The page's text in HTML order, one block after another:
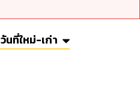
วันที่ใหม่-เก่า